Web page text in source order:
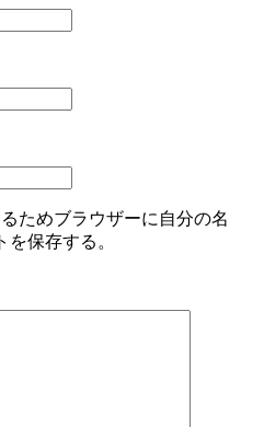
ためブラウザーに自分の名
保存する。